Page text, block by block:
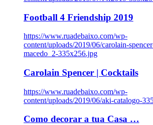
Football 4 Friendship 2019
https://www.ruadebaixo.com/wp-
content/uploads/2019/06/carolain-
macedo_2-335x256.jpg
Carolain Spencer | Cocktails
https://www.ruadebaixo.com/wp-
content/uploads/2019/06/aki-catalogo-
Como decorar a tua Casa …